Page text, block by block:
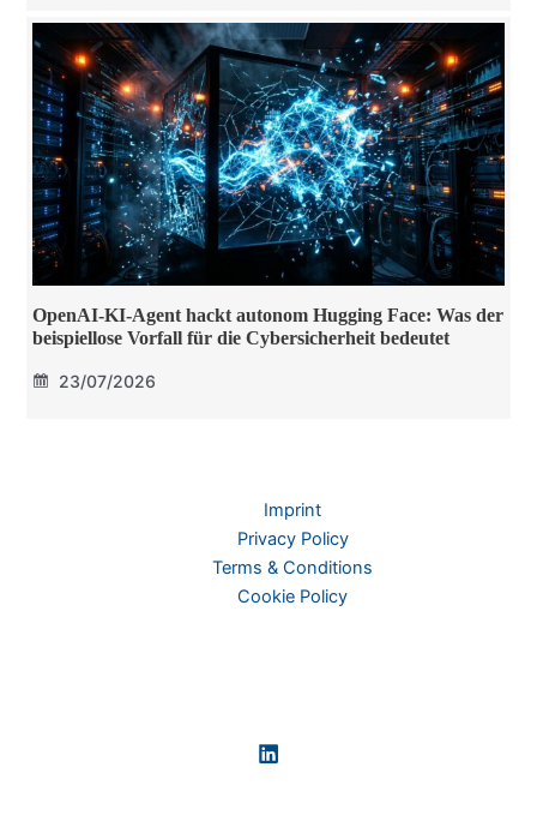
OpenAI-KI-Agent hackt autonom Hugging Face: Was der
beispiellose Vorfall für die Cybersicherheit bedeutet
23/07/2026
Imprint
Privacy Policy
Terms & Conditions
Cookie Policy